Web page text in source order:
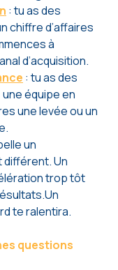
: tu as des
chiffre d’affaires
à
d’acquisition.
: tu as des
équipe en
une levée ou un
un
Un
trop tôt
te ralentira.
questions